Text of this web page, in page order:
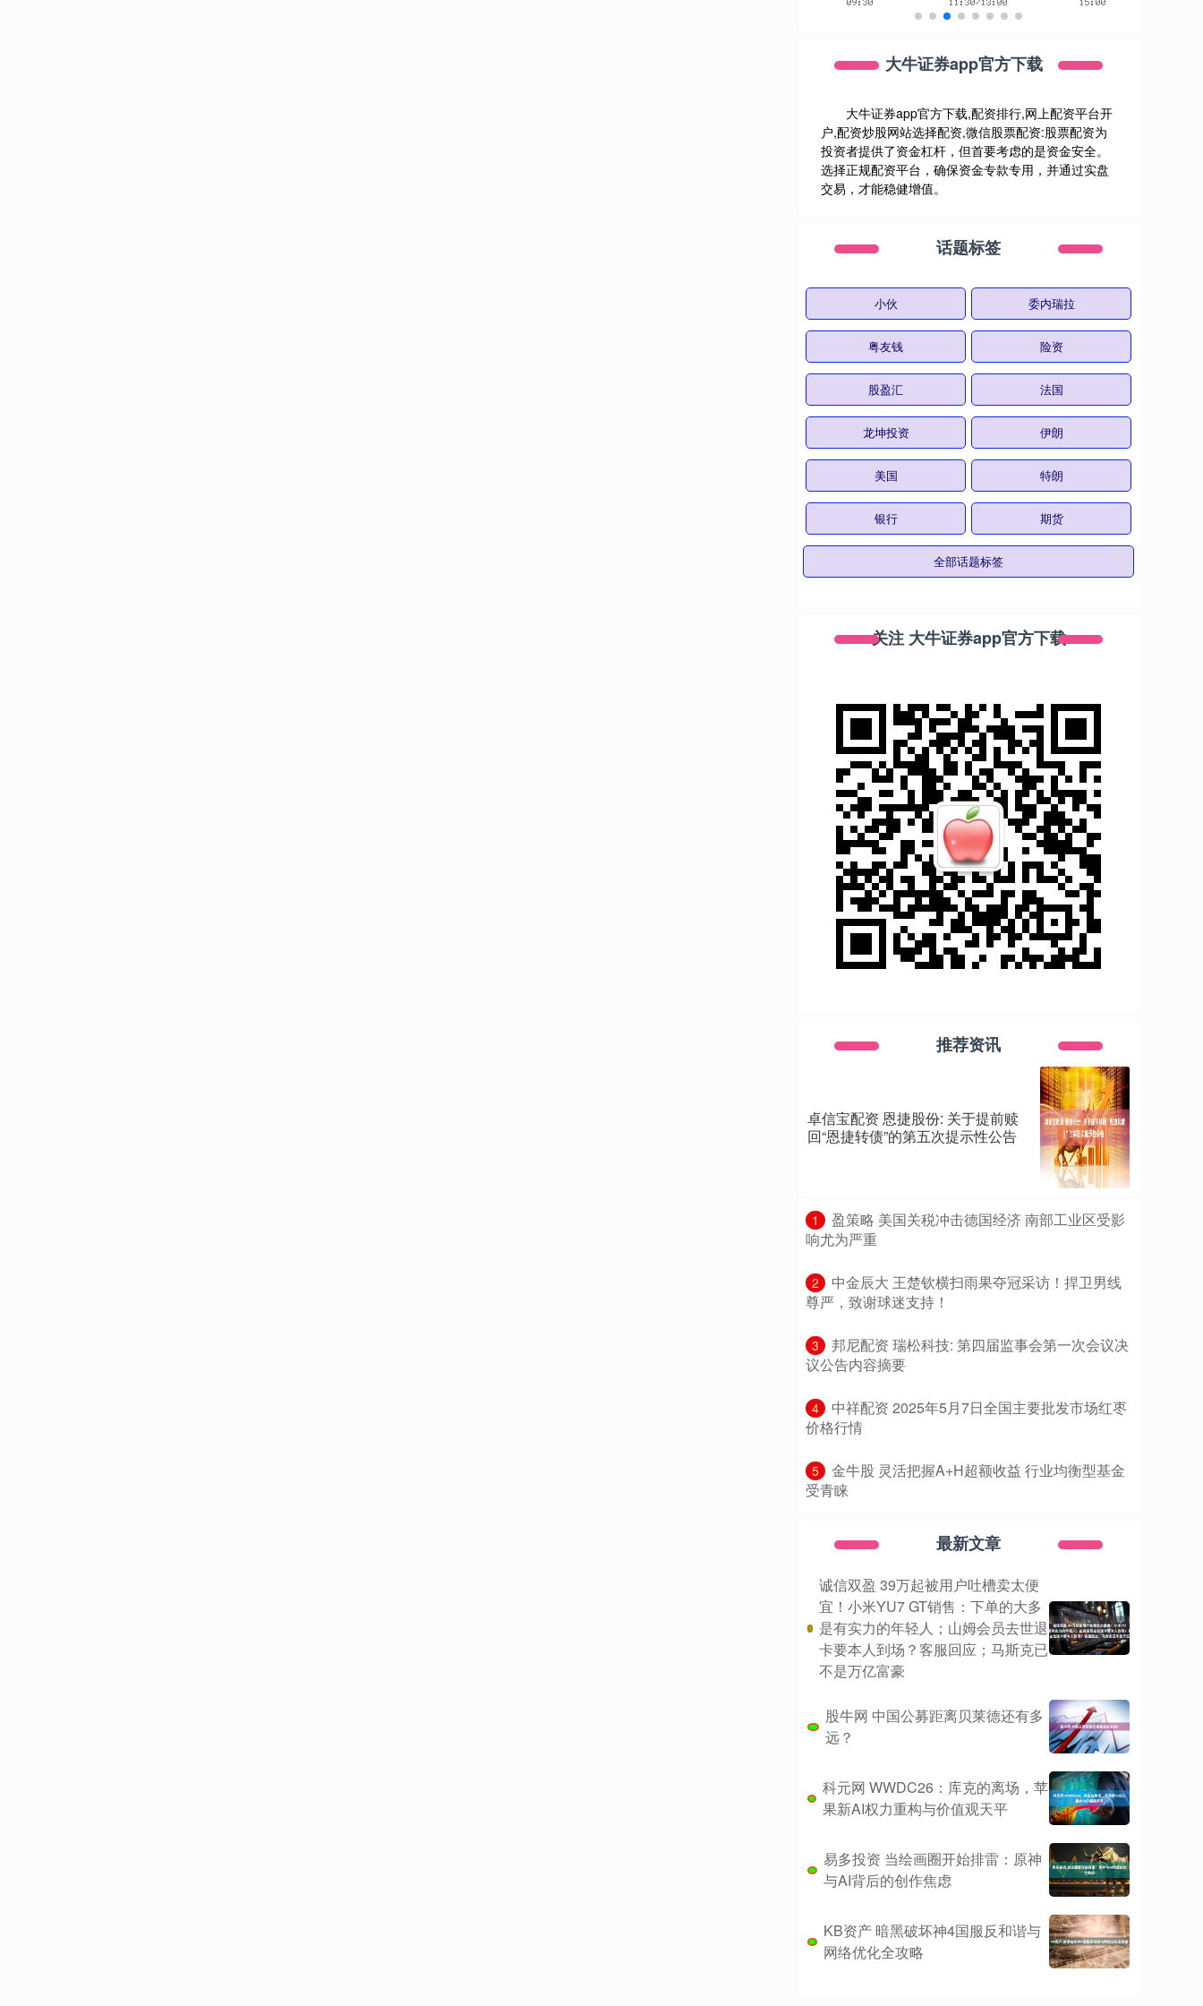
大牛证券app官方下载
大牛证券app官方下载,配资排行,网上配资平台开
户,配资炒股网站选择配资,微信股票配资:股票配资为
投资者提供了资金杠杆，但首要考虑的是资金安全。
选择正规配资平台，确保资金专款专用，并通过实盘
交易，才能稳健增值。
话题标签
小伙 委内瑞拉
粤友钱 险资
股盈汇 法国
龙坤投资 伊朗
美国 特朗
银行 期货
全部话题标签
关注 大牛证券app官方下载
推荐资讯
卓信宝配资 恩捷股份: 关于提前赎
回“恩捷转债”的第五次提示性公告
1
​盈策略 美国关税冲击德国经济 南部工业区受影
响尤为严重
2
​中金辰大 王楚钦横扫雨果夺冠采访！捍卫男线
尊严，致谢球迷支持！
3
​邦尼配资 瑞松科技: 第四届监事会第一次会议决
议公告内容摘要
4
​中祥配资 2025年5月7日全国主要批发市场红枣
价格行情
5
​金牛股 灵活把握A+H超额收益 行业均衡型基金
受青睐
最新文章
诚信双盈 39万起被用户吐槽卖太便
宜！小米YU7 GT销售：下单的大多
是有实力的年轻人；山姆会员去世退
卡要本人到场？客服回应；马斯克已
不是万亿富豪
股牛网 中国公募距离贝莱德还有多
远？
科元网 WWDC26：库克的离场，苹
果新AI权力重构与价值观天平
易多投资 当绘画圈开始排雷：原神
与AI背后的创作焦虑
KB资产 暗黑破坏神4国服反和谐与
网络优化全攻略